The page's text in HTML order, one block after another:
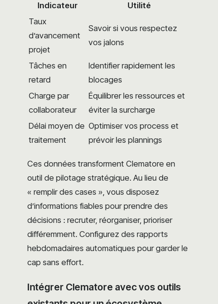
Indicateur
Utilité
Taux
d’avancement
projet
Savoir si vous respectez
vos jalons
Tâches en
retard
Identifier rapidement les
blocages
Charge par
collaborateur
Équilibrer les ressources et
éviter la surcharge
Délai moyen de
traitement
Optimiser vos process et
prévoir les plannings
Ces données transforment Clematore en
outil de pilotage stratégique. Au lieu de
« remplir des cases », vous disposez
d’informations fiables pour prendre des
décisions : recruter, réorganiser, prioriser
différemment. Configurez des rapports
hebdomadaires automatiques pour garder le
cap sans effort.
Intégrer Clematore avec vos outils